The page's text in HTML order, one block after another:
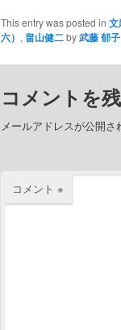
This entry was posted in 文
六） , 畠山健二by武藤 郁子
コメントを
メールアドレスが公開さ
コメント ※